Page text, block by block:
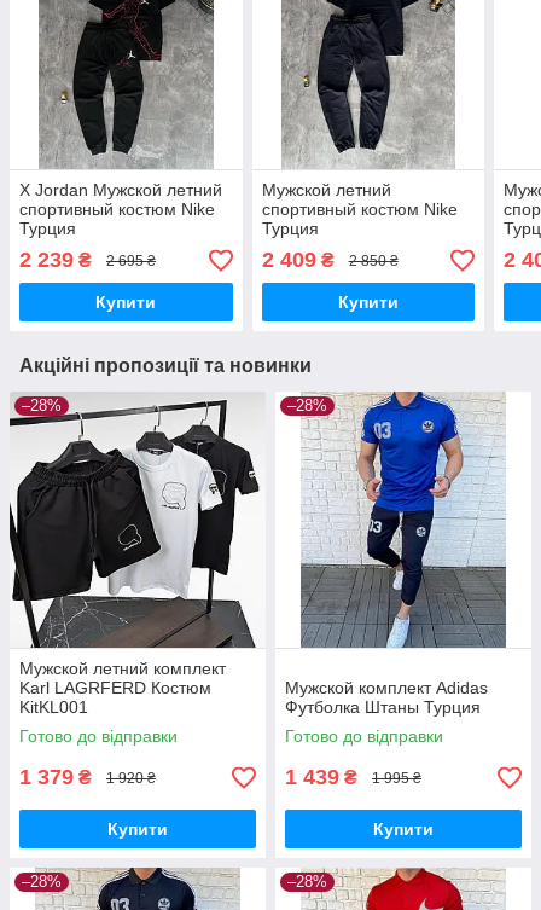
X Jordan Мужской летний
спортивный костюм Nike
Турция
2 239 ₴ 2 695 ₴
Купити
Мужской летний
спортивный костюм Nike
Турция
2 409₴ 2 850 ₴
Купити
2
Акційні пропозиції та новинки
–28%
Мужской летний комплект
Karl LAGRFERD Костюм
KitKL001
Готово до відправки
1 379 ₴ 1 920 ₴
Купити
–28%
Мужской комплект Adidas
Футболка Штаны Турция
Готово до відправки
1 439 ₴ 1 995 ₴
Купити
–28% –28%